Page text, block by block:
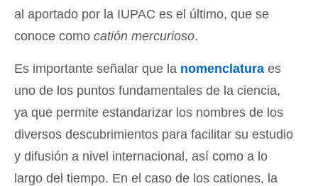
al aportado por la IUPAC es el último, que se
conoce como catión mercurioso.
Es importante señalar que la nomenclatura es
uno de los puntos fundamentales de la ciencia,
ya que permite estandarizar los nombres de los
diversos descubrimientos para facilitar su estudio
y difusión a nivel internacional, así como a lo
largo del tiempo. En el caso de los cationes, la